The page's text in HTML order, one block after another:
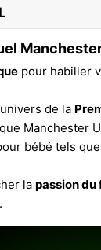
pour habiller
de la
Manchester
bébé tels
la passion